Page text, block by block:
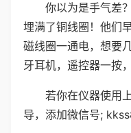
你以为是手气差
埋满了铜线圈！他们
磁线圈一通电，想要
牙耳机，遥控器一按
若你在仪器使用
导，添加微信号;